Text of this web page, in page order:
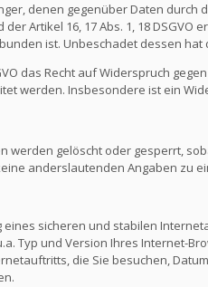
denen gegenüber Daten
Artikel 16, 17 Abs. 1, 18
ist. Unbeschadet dessen
das Recht auf Widerspruch
werden. Insbesondere ist ein
gelöscht oder gesperrt,
anderslautenden Angaben zu
sicheren und stabilen
Typ und Version Ihres Internet-
die Sie besuchen,